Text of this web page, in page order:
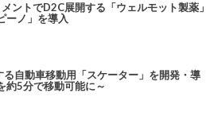
ントでD2C展開する「ウェルモット製薬」
ーノ」を導入
自動車移動用「スケーター」を開発・導
約5分で移動可能に～